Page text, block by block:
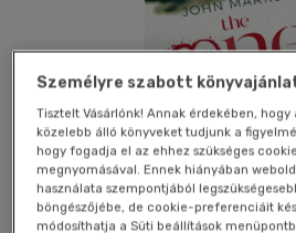
Személyre szabott
Tisztelt Vásárlónk! Annak érdekében, hogy
közelebb álló könyveket tudjunk a
hogy fogadja el az ehhez szükséges
megnyomásával. Ennek hiányában
használata szempontjából
böngészőjébe, de cookie-preferenciáit
módosíthatja a Süti beállítások